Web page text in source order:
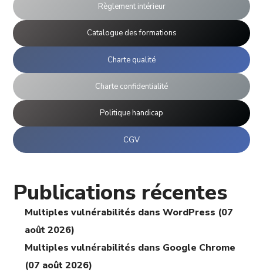
Règlement intérieur
Catalogue des formations
Charte qualité
Charte confidentialité
Politique handicap
CGV
Publications récentes
Multiples vulnérabilités dans WordPress (07
août 2026)
Multiples vulnérabilités dans Google Chrome
(07 août 2026)